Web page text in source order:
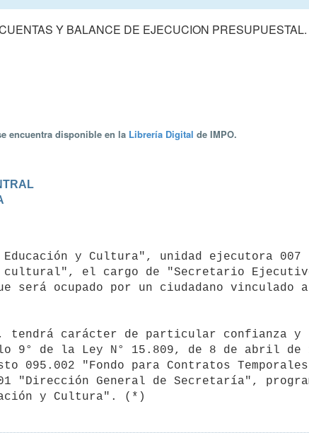
Y BALANCE DE EJECUCION
encuentra disponible en la Librería Digital de IMPO.
cultural", el cargo de "Secretario
será ocupado por un ciudadano
de la Ley N° 15.809, de 8 de abril de
095.002 "Fondo para Contratos
"Dirección General de Secretaría",